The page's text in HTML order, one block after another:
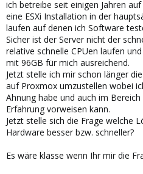
r
ich betreibe seit einigen Jahren
eine ESXi Installation in der
laufen auf denen ich Software
Sicher ist der Server nicht der
relative schnelle CPUen laufen
mit 96GB für mich ausreichend.
Jetzt stelle ich mir schon länger
auf Proxmox umzustellen wobei
Ahnung habe und auch im
Erfahrung vorweisen kann.
Jetzt stelle sich die Frage welche
Hardware besser bzw. schneller?
Es wäre klasse wenn Ihr mir die